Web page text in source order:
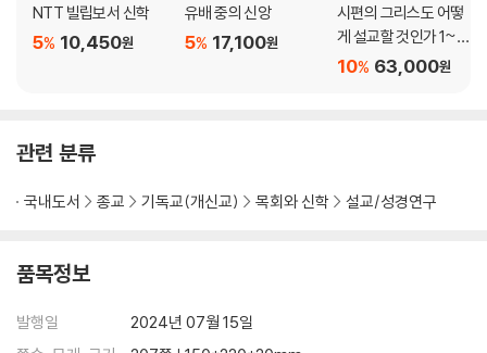
NTT 빌립보서 신학
10,450원
5%
유배 중의 신앙
17,100원
5%
시편의 그리스도 어떻
게 설교할 것인가 1~2
권 세트63,000원
10%
관련 분류
국내도서 종교 기독교(개신교) 목회와 신학 설교/성경연구
품목정보
발행일
2024년 07월 15일